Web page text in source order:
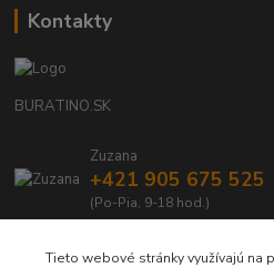
Kontakty
BURATINO.SK
Zuzana
+421 905 675 525
(Po-Pia, 9-18 hod.)
Tieto webové stránky využívajú na